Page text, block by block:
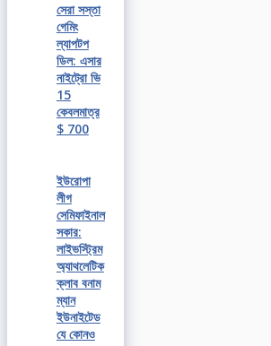
সেরা সস্তা
গেমিং
ল্যাপটপ
ডিল: এসার
নাইট্রো ভি
15
কেবলমাত্র
$ 700
ইউরোপা
লীগ
সেমিফাইনাল
সকার:
লাইভস্ট্রিম
অ্যাথলেটিক
ক্লাব বনাম
ম্যান
ইউনাইটেড
যে কোনও